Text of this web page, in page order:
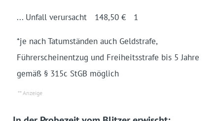
... Unfall verursacht 148,50 € 1
*je nach Tatumständen auch Geldstrafe,
Führerscheinentzug und Freiheitsstrafe bis 5 Jahre
gemäß § 315c StGB möglich